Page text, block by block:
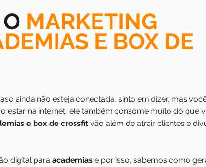
MARKETING
E BOX DE
ainda não esteja conectada, sinto em dizer, mas
estar na internet, ele também consome muito do que
e box de crossfit vão além de atrair clientes e
digital para academias e por isso, sabemos como